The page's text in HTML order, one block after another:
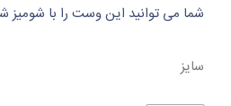
شما می توانید این وست را با شومیز
سایز